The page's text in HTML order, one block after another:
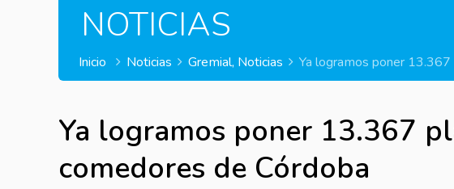
NOTICIAS
Inicio Noticias Gremial, Noticias Ya logramos poner
Ya logramos poner 13.367
comedores de Córdoba